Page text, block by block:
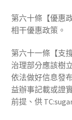
第六十條【優惠
相干優惠政策。
第六十一條【支
治理部分應該樹
依法做好信息發
益辦事記載或證
前提、供